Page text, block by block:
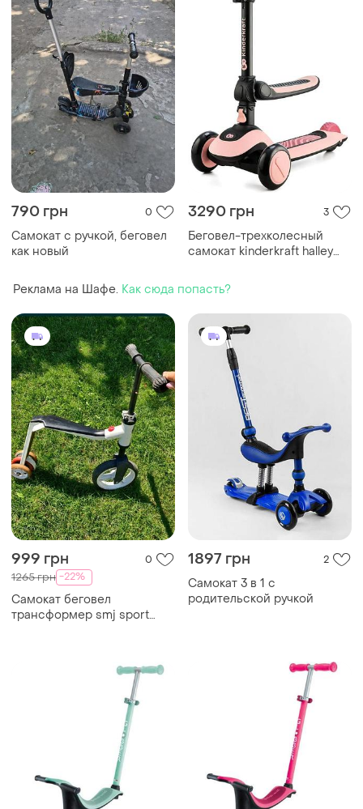
790 грн 0
Самокат с ручкой, беговел
как новый
3290 грн 3
Беговел-трехколесный
самокат kinderkraft halley
Реклама на Шафе. Как сюда попасть?
999 грн 0
1265 грн -22%
Самокат беговел
трансформер smj sport
1897 грн 2
Самокат 3 в 1 с
родительской ручкой